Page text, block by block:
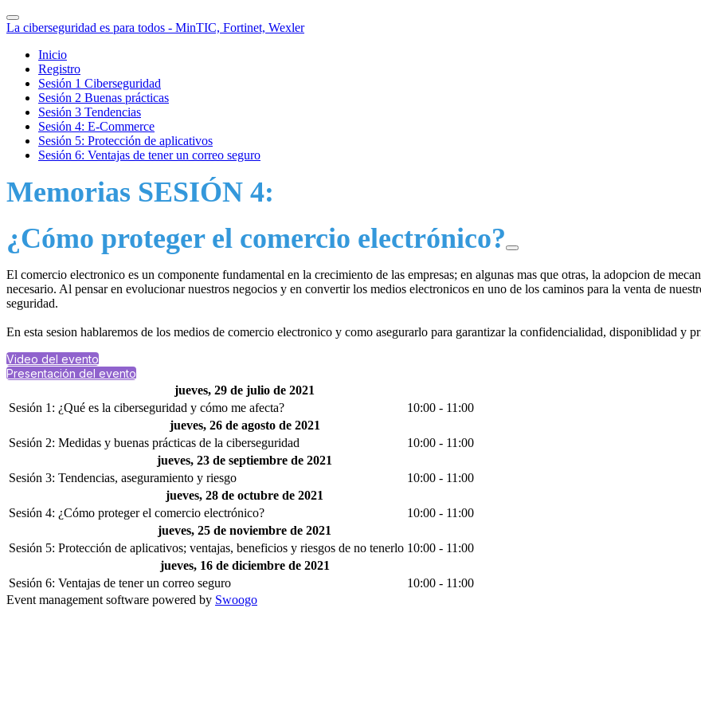
La ciberseguridad es para todos - MinTIC, Fortinet, Wexler
Inicio
Registro
Sesión 1 Ciberseguridad
Sesión 2 Buenas prácticas
Sesión 3 Tendencias
Sesión 4: E-Commerce
Sesión 5: Protección de aplicativos
Sesión 6: Ventajas de tener un correo seguro
Memorias SESIÓN 4:
¿Cómo proteger el comercio electrónico?
El comercio electronico es un componente fundamental en la crecimiento de las empresas; en algunas mas que otras, la adopcion de
necesario. Al pensar en evolucionar nuestros negocios y en convertir los medios electronicos en uno de los caminos para la venta de
seguridad.
En esta sesion hablaremos de los medios de comercio electronico y como asegurarlo para garantizar la confidencialidad, disponiblidad y
Video del evento
Presentación del evento
jueves, 29 de julio de 2021
Sesión 1: ¿Qué es la ciberseguridad y cómo me afecta?
10:00 - 11:00
jueves, 26 de agosto de 2021
Sesión 2: Medidas y buenas prácticas de la ciberseguridad
10:00 - 11:00
jueves, 23 de septiembre de 2021
Sesión 3: Tendencias, aseguramiento y riesgo
10:00 - 11:00
jueves, 28 de octubre de 2021
Sesión 4: ¿Cómo proteger el comercio electrónico?
10:00 - 11:00
jueves, 25 de noviembre de 2021
Sesión 5: Protección de aplicativos; ventajas, beneficios y riesgos de no tenerlo 10:00 - 11:00
jueves, 16 de diciembre de 2021
Sesión 6: Ventajas de tener un correo seguro
10:00 - 11:00
Event management software powered by Swoogo